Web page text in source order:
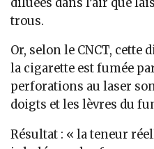
trous.
Or, selon le CNCT, cette
la cigarette est fumée
perforations au laser
doigts et les lèvres du
Résultat : « la teneur